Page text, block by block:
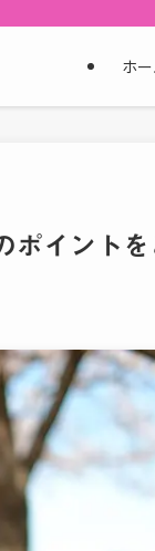
ホ
ポイントを